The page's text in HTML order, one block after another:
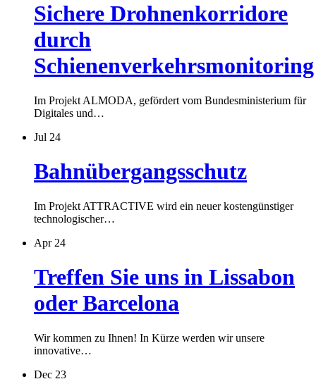
Sichere Drohnenkorridore
durch
Schienenverkehrsmonitoring
Im Projekt ALMODA, gefördert vom Bundesministerium für
Digitales und…
Jul 24
Bahnübergangsschutz
Im Projekt ATTRACTIVE wird ein neuer kostengünstiger
technologischer…
Apr 24
Treffen Sie uns in Lissabon
oder Barcelona
Wir kommen zu Ihnen! In Kürze werden wir unsere
innovative…
Dec 23